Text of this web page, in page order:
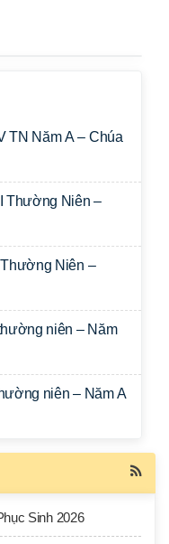
TN Năm A – Chúa
Thường Niên –
Niên –
niên – Năm
niên – Năm A
Sinh 2026